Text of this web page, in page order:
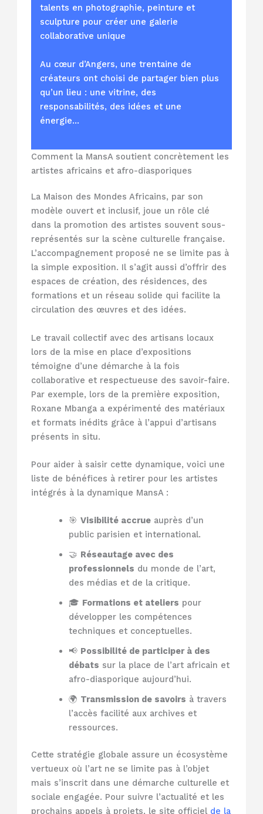
talents en photographie, peinture et
sculpture pour créer une galerie
collaborative unique
Au cœur d’Angers, une trentaine de
créateurs ont choisi de partager bien plus
qu’un lieu : une vitrine, des
responsabilités, des idées et une
énergie…
Comment la MansA soutient concrètement les
artistes africains et afro-diasporiques
La Maison des Mondes Africains, par son
modèle ouvert et inclusif, joue un rôle clé
dans la promotion des artistes souvent sous-
représentés sur la scène culturelle française.
L’accompagnement proposé ne se limite pas à
la simple exposition. Il s’agit aussi d’offrir des
espaces de création, des résidences, des
formations et un réseau solide qui facilite la
circulation des œuvres et des idées.
Le travail collectif avec des artisans locaux
lors de la mise en place d’expositions
témoigne d’une démarche à la fois
collaborative et respectueuse des savoir-faire.
Par exemple, lors de la première exposition,
Roxane Mbanga a expérimenté des matériaux
et formats inédits grâce à l’appui d’artisans
présents in situ.
Pour aider à saisir cette dynamique, voici une
liste de bénéfices à retirer pour les artistes
intégrés à la dynamique MansA :
🎯 Visibilité accrueauprès d’un
public parisien et international.
🤝 Réseautage avec des
professionnels du monde de l’art,
des médias et de la critique.
🎓 Formations et ateliers pour
développer les compétences
techniques et conceptuelles.
📢 Possibilité de participer à des
débats sur la place de l’art africain et
afro-diasporique aujourd’hui.
🌍 Transmission de savoirs à travers
l’accès facilité aux archives et
ressources.
Cette stratégie globale assure un écosystème
vertueux où l’art ne se limite pas à l’objet
mais s’inscrit dans une démarche culturelle et
sociale engagée. Pour suivre l’actualité et les
prochains appels à projets, le site officiel de la